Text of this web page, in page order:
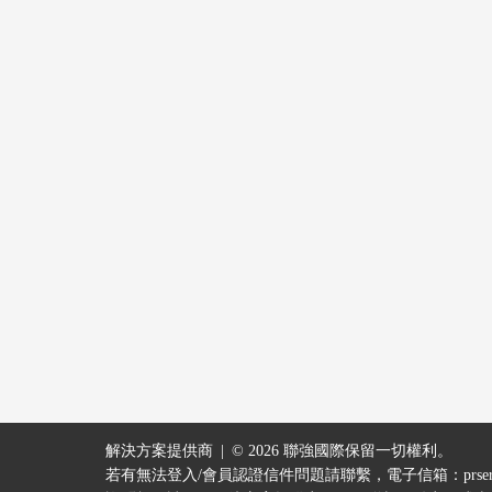
解決方案提供商
© 2026 聯強國際保留一切權利。
若有無法登入/會員認證信件問題請聯繫，電子信箱：